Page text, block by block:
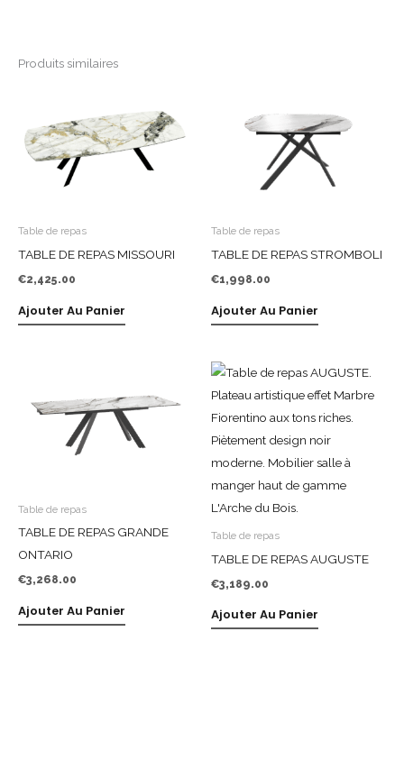
Produits similaires
Table de repas
TABLE DE REPAS MISSOURI
€2,425.00
Ajouter Au Panier
Table de repas
TABLE DE REPAS STROMBOLI
€1,998.00
Ajouter Au Panier
Table de repas
TABLE DE REPAS GRANDE
ONTARIO
€3,268.00
Ajouter Au Panier
Table de repas
TABLE DE REPAS AUGUSTE
€3,189.00
Ajouter Au Panier